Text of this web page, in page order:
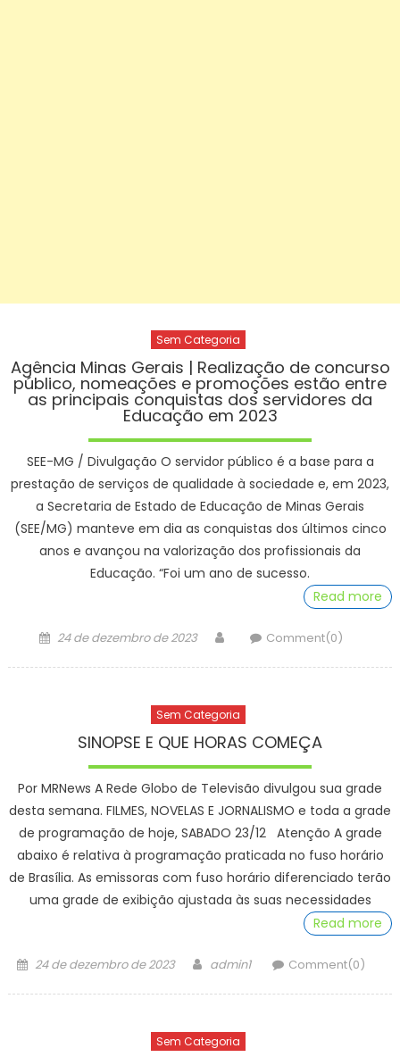
Sem Categoria
Agência Minas Gerais | Realização de concurso
público, nomeações e promoções estão entre
as principais conquistas dos servidores da
Educação em 2023
SEE-MG / Divulgação O servidor público é a base para a
prestação de serviços de qualidade à sociedade e, em 2023,
a Secretaria de Estado de Educação de Minas Gerais
(SEE/MG) manteve em dia as conquistas dos últimos cinco
anos e avançou na valorização dos profissionais da
Educação. “Foi um ano de sucesso.
Read more
Posted
24 de dezembro de 2023 AuthorComment(0)
Sem Categoria
SINOPSE E QUE HORAS COMEÇA
Por MRNews A Rede Globo de Televisão divulgou sua grade
desta semana. FILMES, NOVELAS E JORNALISMO e toda a grade
de programação de hoje, SABADO 23/12 Atenção A grade
abaixo é relativa à programação praticada no fuso horário
de Brasília. As emissoras com fuso horário diferenciado terão
uma grade de exibição ajustada às suas necessidades
Read more
Posted
24 de dezembro de 2023 Author
admin1 Comment(0)
Sem Categoria